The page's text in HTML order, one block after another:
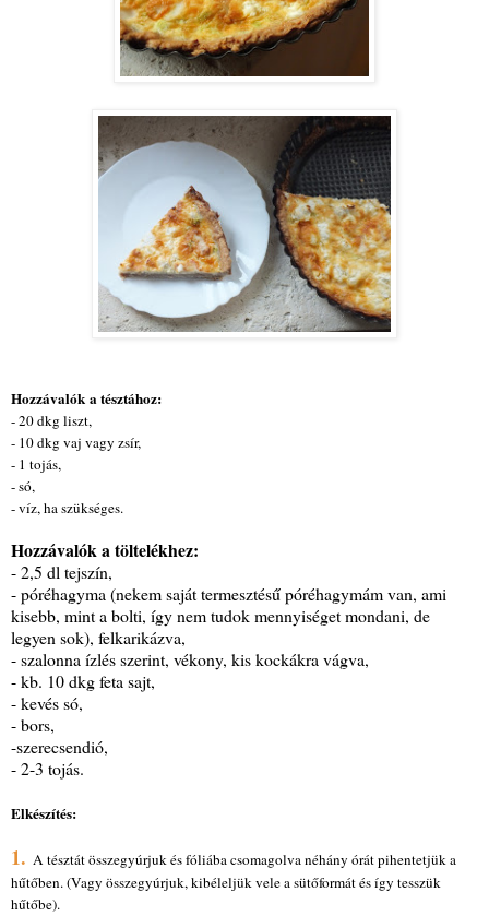
Hozzávalók a tésztához:
- 20 dkg liszt,
- 10 dkg vaj vagy zsír,
- 1 tojás,
- só,
- víz, ha szükséges.
Hozzávalók a töltelékhez:
- 2,5 dl tejszín,
- póréhagyma (nekem saját termesztésű póréhagymám van, ami
kisebb, mint a bolti, így nem tudok mennyiséget mondani, de
legyen sok), felkarikázva,
- szalonna ízlés szerint, vékony, kis kockákra vágva,
- kb. 10 dkg feta sajt,
- kevés só,
- bors,
-szerecsendió,
- 2-3 tojás.
Elkészítés:
1. A tésztát összegyúrjuk és fóliába csomagolva néhány órát pihentetjük a
hűtőben. (Vagy összegyúrjuk, kibéleljük vele a sütőformát és így tesszük
hűtőbe).